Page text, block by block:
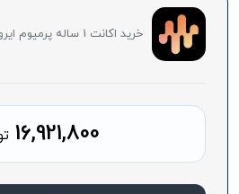
خرید اکانت 1 ساله پرمیوم ایروید
16,921,800